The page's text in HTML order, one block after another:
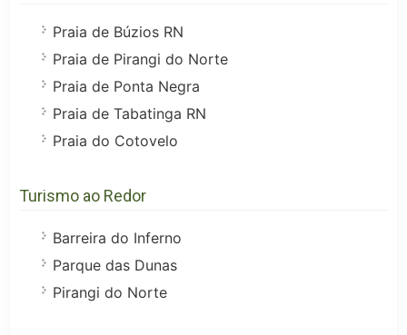
Praia de Búzios RN
Praia de Pirangi do Norte
Praia de Ponta Negra
Praia de Tabatinga RN
Praia do Cotovelo
Turismo ao Redor
Barreira do Inferno
Parque das Dunas
Pirangi do Norte